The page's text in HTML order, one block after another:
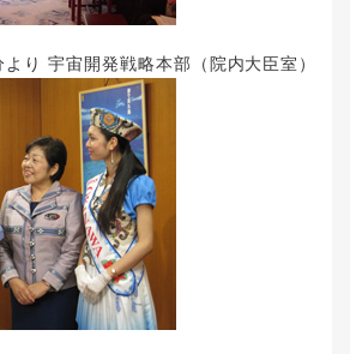
り 宇宙開発戦略本部（院内大臣室）